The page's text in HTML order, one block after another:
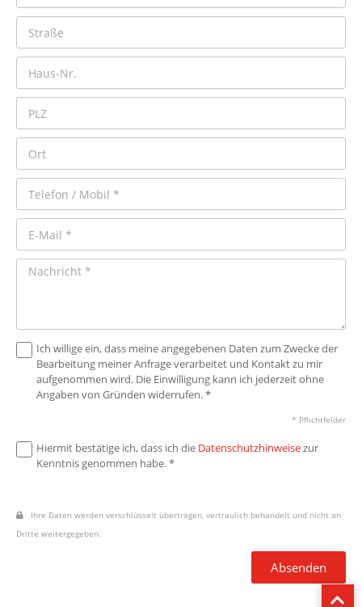
Ich willige ein, dass meine angegebenen Daten zum Zwecke der
Bearbeitung meiner Anfrage verarbeitet und Kontakt zu mir
aufgenommen wird. Die Einwilligung kann ich jederzeit ohne
Angaben von Gründen widerrufen. *
* Pflichtfelder
Hiermit bestätige ich, dass ich die Datenschutzhinweisezur
Kenntnis genommen habe. *
Ihre Daten werden verschlüsselt übertragen, vertraulich behandelt und nicht an
Dritte weitergegeben.
Absenden